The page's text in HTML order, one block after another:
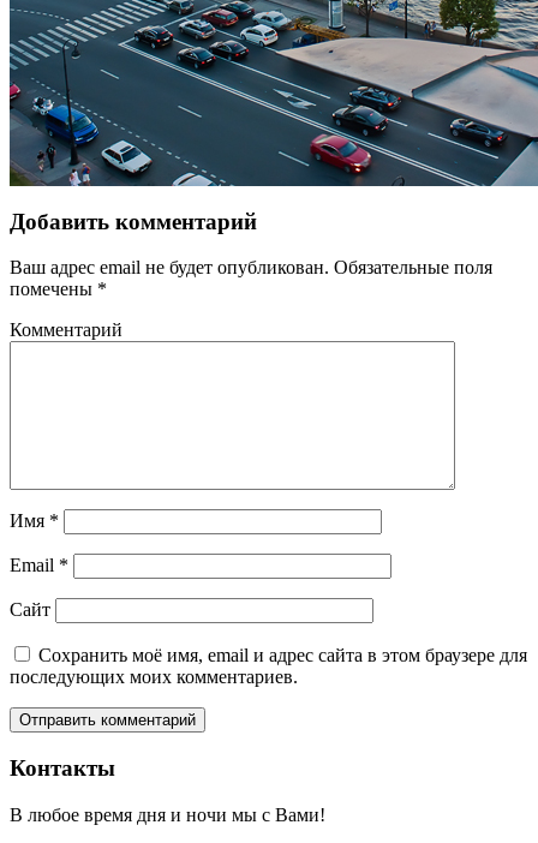
Добавить комментарий
Ваш адрес email не будет опубликован. Обязательные поля
помечены *
Комментарий
Имя *
Email *
Сайт
Сохранить моё имя, email и адрес сайта в этом браузере для
последующих моих комментариев.
Контакты
В любое время дня и ночи мы с Вами!